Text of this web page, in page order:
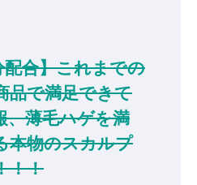
合】これまでの
品で満足できて
薄毛ハゲを満
本物のスカルプ
！！